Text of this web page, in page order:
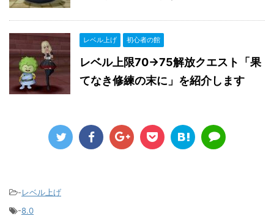
レベル上げ 初心者の館
レベル上限70→75解放クエスト「果
てなき修練の末に」を紹介します
-レベル上げ
-8.0